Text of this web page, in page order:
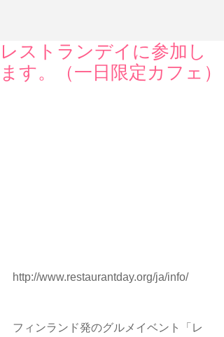
レストランデイに参加し
ます。（一日限定カフェ）
http://www.restaurantday.org/ja/info/
フィンランド発のグルメイベント「レ